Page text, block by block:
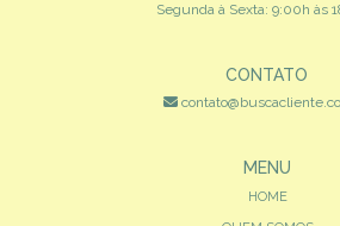
Segunda à Sexta: 9:00h às
CONTATO
MENU
HOME